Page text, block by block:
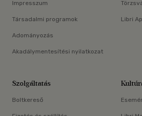
Impresszum
Társadalmi programok
Adományozás
Akadálymentesítési nyilatkozat
Libri
Szolgáltatás
Boltkereső